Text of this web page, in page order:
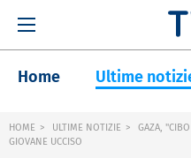
Home Ultime
HOME ULTIME NOTIZIE
GAZA,
GIOVANE UCCISO